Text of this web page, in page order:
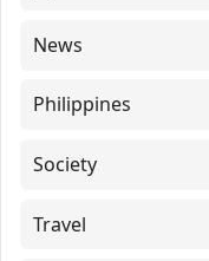
News
Philippines
Society
Travel